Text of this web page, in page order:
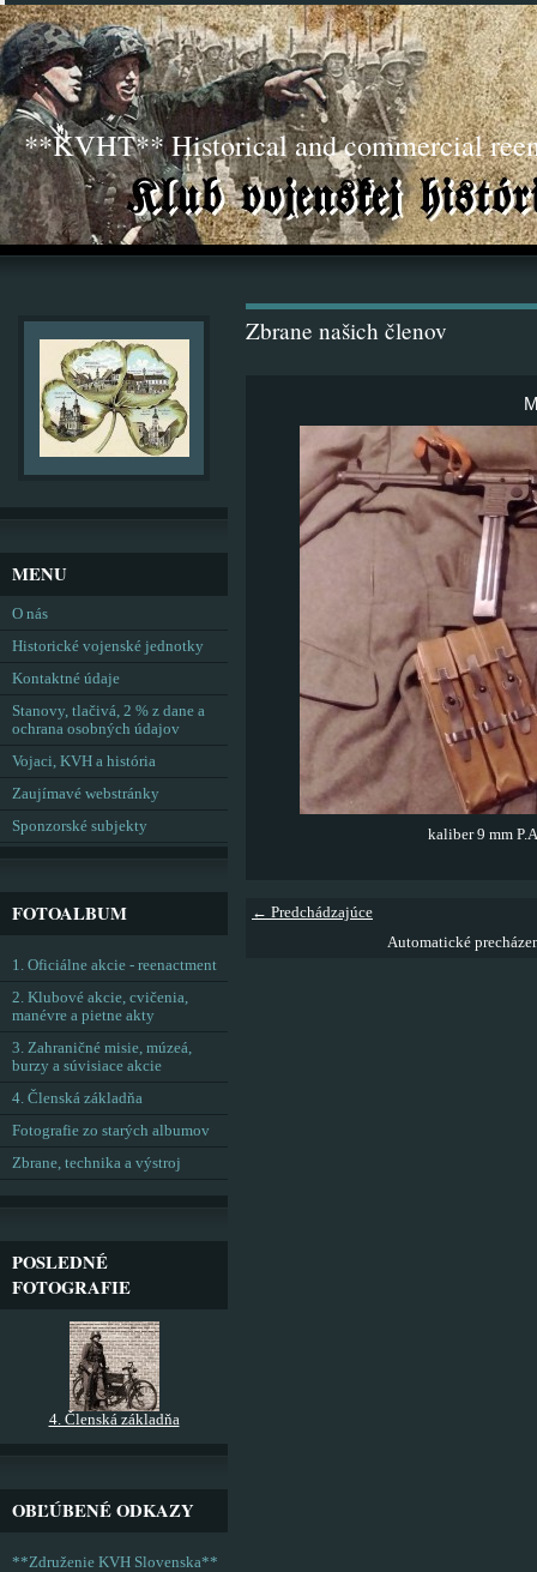
**KVHT** Historical and commercial
Zbrane našich členov
kaliber 9 mm
← Predchádzajúce
Automatické
MENU
O nás
Historické vojenské jednotky
Kontaktné údaje
Stanovy, tlačivá, 2 % z dane a
ochrana osobných údajov
Vojaci, KVH a história
Zaujímavé webstránky
Sponzorské subjekty
FOTOALBUM
1. Oficiálne akcie - reenactment
2. Klubové akcie, cvičenia,
manévre a pietne akty
3. Zahraničné misie, múzeá,
burzy a súvisiace akcie
4. Členská základňa
Fotografie zo starých albumov
Zbrane, technika a výstroj
POSLEDNÉ
FOTOGRAFIE
4. Členská základňa
OBĽÚBENÉ ODKAZY
**Združenie KVH Slovenska**